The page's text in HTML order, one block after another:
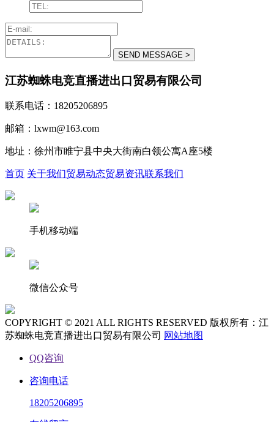
江苏蜘蛛电竞直播进出口贸易有限公司
联系电话：18205206895
邮箱：lxwm@163.com
地址：徐州市睢宁县中央大街南白领公寓A座5楼
首页 关于我们贸易动态贸易资讯联系我们
手机移动端
微信公众号
COPYRIGHT © 2021 ALL RIGHTS RESERVED 版权所有：江
苏蜘蛛电竞直播进出口贸易有限公司 网站地图
QQ咨询
咨询电话
18205206895